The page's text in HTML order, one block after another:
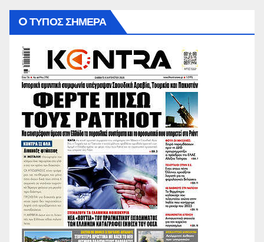
O ΤΥΠΟΣ ΣΗΜΕΡΑ